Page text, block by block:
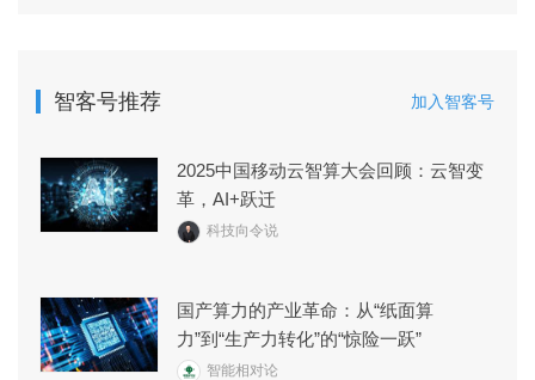
智客号推荐 加入智客号
2025中国移动云智算大会回顾：云智变
革，AI+跃迁
科技向令说
国产算力的产业革命：从“纸面算
力”到“生产力转化”的“惊险一跃”
智能相对论